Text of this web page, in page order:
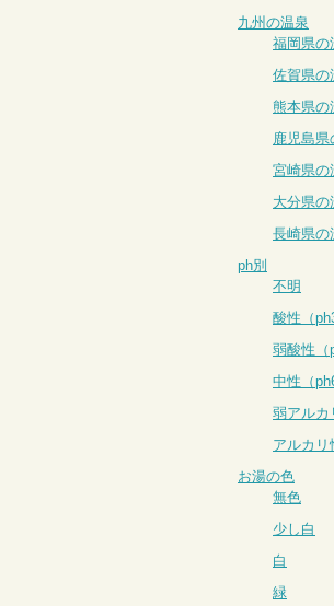
九州の温泉
福岡県の
佐賀県の
熊本県の
鹿児島県
宮崎県の
大分県の
長崎県の
ph別
不明
酸性（
弱酸性（
中性（
弱アルカ
アルカリ
お湯の色
無色
少し白
白
緑